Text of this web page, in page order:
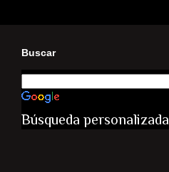
Buscar
Búsqueda personalizada